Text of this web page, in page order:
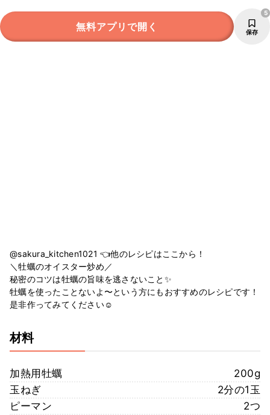
無料アプリで開く 保存
5
@sakura_kitchen1021 👈他のレシピはここから！
＼牡蠣のオイスター炒め／
秘密のコツは牡蠣の旨味を逃さないこと✨
牡蠣を使ったことないよ〜という方にもおすすめのレシピです！
是非作ってみてください☺️
材料
加熱用牡蠣
200g
玉ねぎ
2分の1玉
ピーマン
2つ